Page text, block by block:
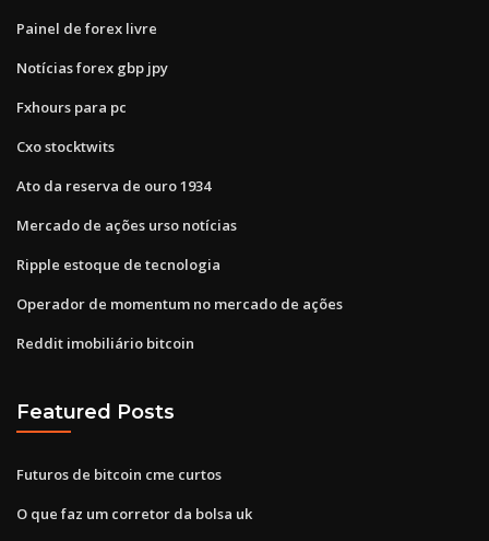
Painel de forex livre
Notícias forex gbp jpy
Fxhours para pc
Cxo stocktwits
Ato da reserva de ouro 1934
Mercado de ações urso notícias
Ripple estoque de tecnologia
Operador de momentum no mercado de ações
Reddit imobiliário bitcoin
Featured Posts
Futuros de bitcoin cme curtos
O que faz um corretor da bolsa uk